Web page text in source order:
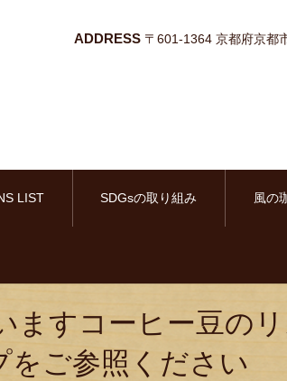
ADDRESS 〒601-1364 京都府京都
LIST SDGsの取り組み 風の
ますコーヒー豆の
ご参照ください